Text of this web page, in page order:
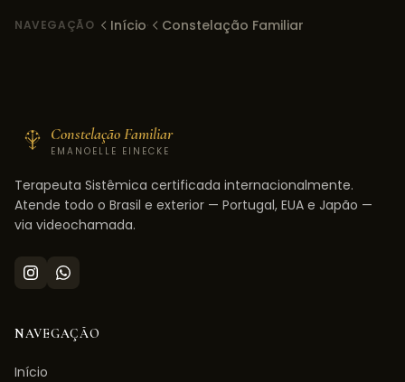
NAVEGAÇÃO Início· Constelação Familiar
Constelação Familiar
EMANOELLE EINECKE
Terapeuta Sistêmica certificada internacionalmente.
Atende todo o Brasil e exterior — Portugal, EUA e Japão —
via videochamada.
NAVEGAÇÃO
Início